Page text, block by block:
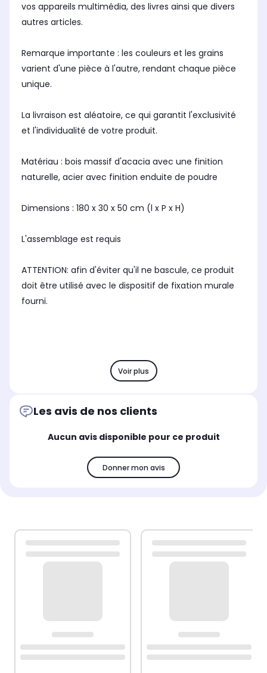
vos appareils multimédia, des livres ainsi que divers
autres articles.
Remarque importante : les couleurs et les grains
varient d'une pièce à l'autre, rendant chaque pièce
unique.
La livraison est aléatoire, ce qui garantit l'exclusivité
et l'individualité de votre produit.
Matériau : bois massif d'acacia avec une finition
naturelle, acier avec finition enduite de poudre
Dimensions : 180 x 30 x 50 cm (l x P x H)
L'assemblage est requis
ATTENTION: afin d'éviter qu'il ne bascule, ce produit
doit être utilisé avec le dispositif de fixation murale
fourni.
Voir plus
Les avis de nos clients
Aucun avis disponible pour ce produit
Donner mon avis